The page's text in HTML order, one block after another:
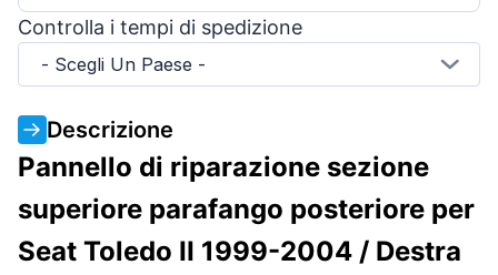
Controlla i tempi di spedizione
- Scegli Un Paese -
Descrizione
Pannello di riparazione sezione
superiore parafango posteriore per
Seat Toledo II 1999-2004 / Destra